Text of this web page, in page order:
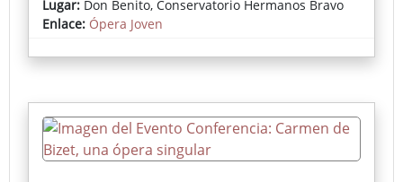
Lugar: Don Benito, Conservatorio Hermanos Bravo
Enlace: Ópera Joven